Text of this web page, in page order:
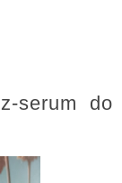
serum do